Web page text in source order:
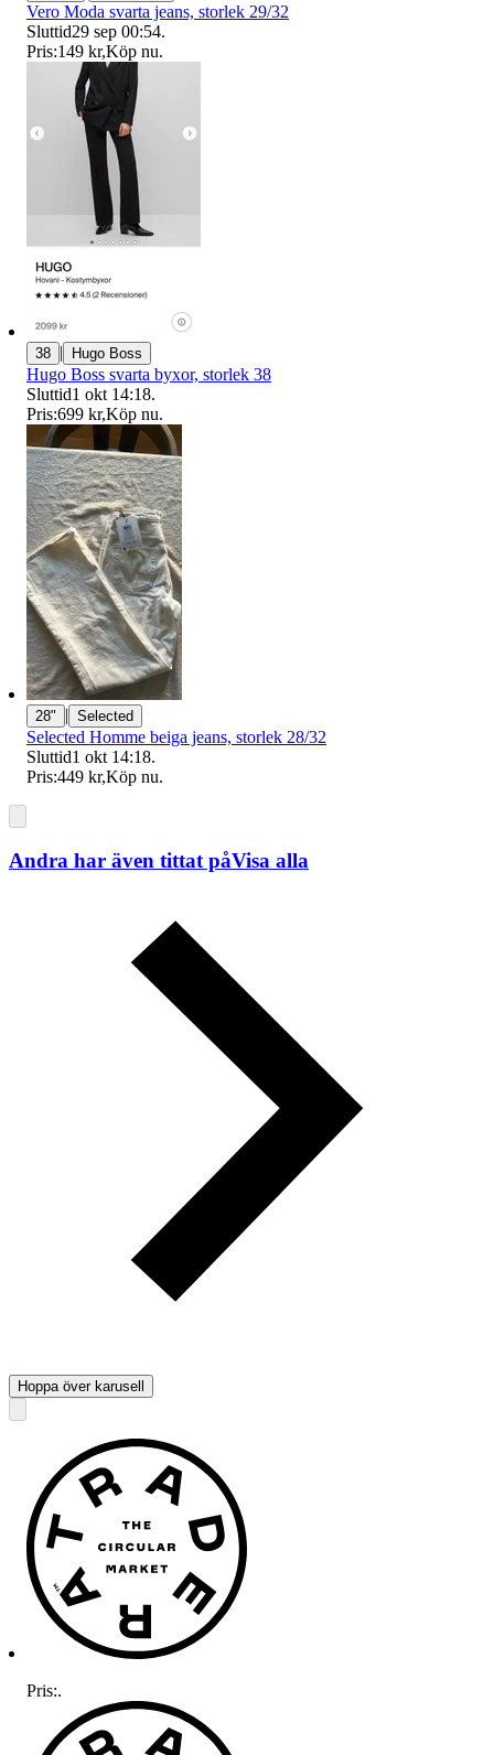
Vero Moda svarta jeans, storlek 29/32
Sluttid29 sep 00:54.
Pris:149 kr,Köp nu.
38 | Hugo Boss
Hugo Boss svarta byxor, storlek 38
Sluttid1 okt 14:18.
Pris:699 kr,Köp nu.
28" | Selected
Selected Homme beiga jeans, storlek 28/32
Sluttid1 okt 14:18.
Pris:449 kr,Köp nu.
Andra har även tittat påVisa alla
Hoppa över karusell
Pris:.